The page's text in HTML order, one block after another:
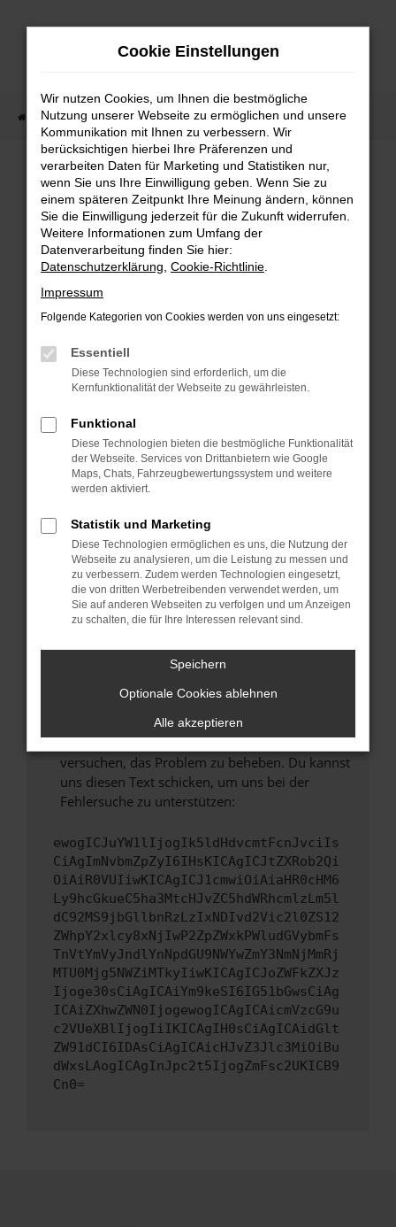
Zum
Startseite Fahrzeugangebote Fahrzeugbestand
FEHLER: NETWORK ERROR
Beim Laden ist ein Fehler aufgetreten.
Hier sind ein paar Tipps, die dir helfen können:
Überprüfe deine Firewall und deine
Laden andere Webseiten, zum Beispiel deine
Suchmaschine?
Prüfe deine Browsererweiterungen.
Manche Erweiterungen, wie Werbeblocker,
verhindern. Funktioniert die Seite in einem
anderen Browser oder in einem privaten
Fenster?
Starte dein Gerät neu.
Probleme zu beheben.
Stelle sicher, dass dein Browser und dein
Betriebssystem auf dem neuesten Stand
sind.
Veraltete Software birgt nicht nur ein
führen, dass bestimmte Funktionen nicht mehr
Wende dich an den Webseitenbetreiber.
Wenn du alle oben genannten Schritte versucht
hast, kontaktiere uns bitte. Wir werden
versuchen, das Problem zu beheben. Du kannst
uns diesen Text schicken, um uns bei der
Fehlersuche zu unterstützen:
ewogICJuYW1lIjogIk5ldHdvcmtFcnJvciIs
CiAgImNvbmZpZyI6IHsKICAgICJtZXRob2Qi
OiAiR0VUIiwKICAgICJ1cmwiOiAiaHR0cHM6
Ly9hcGkueC5ha3MtcHJvZC5hdWRhcmlzLm5l
dC92MS9jbGllbnRzLzIxNDIvd2Vic2l0ZS12
ZWhpY2xlcy8xNjIwP2ZpZWxkPWludGVybmFs
TnVtYmVyJndlYnNpdGU9NWYwZmY3NmNjMmRj
MTU0Mjg5NWZiMTkyIiwKICAgICJoZWFkZXJz
Ijoge30sCiAgICAiYm9keSI6IG51bGwsCiAg
ICAiZXhwZWN0IjogewogICAgICAicmVzcG9u
c2VUeXBlIjogIiIKICAgIH0sCiAgICAidGlt
ZW91dCI6IDAsCiAgICAicHJvZ3Jlc3MiOiBu
dWxsLAogICAgInJpc2t5IjogZmFsc2UKICB9
Cn0=
Cookie Einstellungen
Wir nutzen Cookies, um Ihnen die bestmögliche
Nutzung unserer Webseite zu ermöglichen und unsere
Kommunikation mit Ihnen zu verbessern. Wir
berücksichtigen hierbei Ihre Präferenzen und
verarbeiten Daten für Marketing und Statistiken nur,
wenn Sie uns Ihre Einwilligung geben. Wenn Sie zu
einem späteren Zeitpunkt Ihre Meinung ändern, können
Sie die Einwilligung jederzeit für die Zukunft widerrufen.
Weitere Informationen zum Umfang der
Datenverarbeitung finden Sie hier:
Datenschutzerklärung Cookie-Richtlinie
Impressum
Folgende Kategorien von Cookies werden von uns eingesetzt:
Essentiell
Diese Technologien sind erforderlich, um die
Kernfunktionalität der Webseite zu gewährleisten.
Funktional
Diese Technologien bieten die bestmögliche Funktionalität
der Webseite. Services von Drittanbietern wie Google
Maps, Chats, Fahrzeugbewertungssystem und weitere
werden aktiviert.
Statistik und Marketing
Diese Technologien ermöglichen es uns, die Nutzung der
Webseite zu analysieren, um die Leistung zu messen und
zu verbessern. Zudem werden Technologien eingesetzt,
die von dritten Werbetreibenden verwendet werden, um
Sie auf anderen Webseiten zu verfolgen und um Anzeigen
zu schalten, die für Ihre Interessen relevant sind.
Speichern
Optionale Cookies ablehnen
Alle akzeptieren